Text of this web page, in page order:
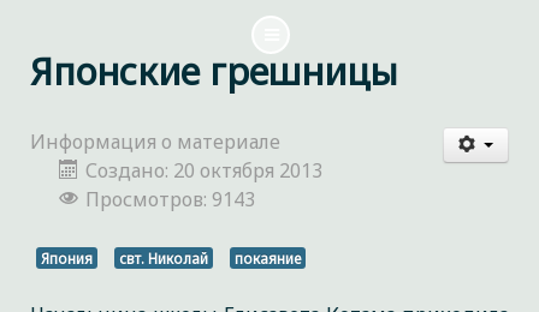
Японские грешницы
Информация о материале
Создано: 20 октября 2013
Просмотров: 9143
Япония свт. Николай покаяние